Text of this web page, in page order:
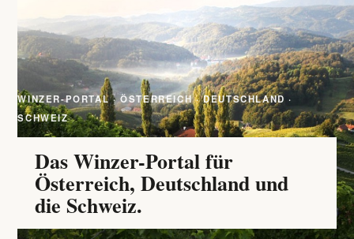
WINZER-PORTAL · ÖSTERREICH · DEUTSCHLAND ·
SCHWEIZ
Das Winzer-Portal für
Österreich, Deutschland und
die Schweiz.